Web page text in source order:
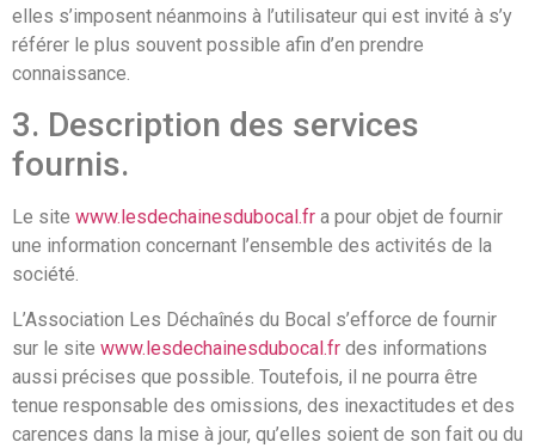
elles s’imposent néanmoins à l’utilisateur qui est invité à s’y
référer le plus souvent possible afin d’en prendre
connaissance.
3. Description des services
fournis.
Le site www.lesdechainesdubocal.fr a pour objet de fournir
une information concernant l’ensemble des activités de la
société.
L’Association Les Déchaînés du Bocal s’efforce de fournir
sur le site www.lesdechainesdubocal.fr des informations
aussi précises que possible. Toutefois, il ne pourra être
tenue responsable des omissions, des inexactitudes et des
carences dans la mise à jour, qu’elles soient de son fait ou du